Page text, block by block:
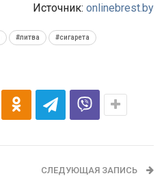
Источник: onlinebrest.by
#литва #сигарета
СЛЕДУЮЩАЯ ЗАПИСЬ